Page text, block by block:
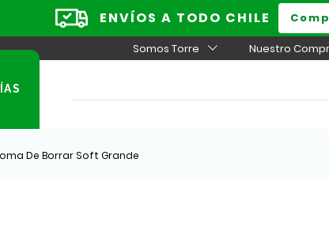
ENVÍOS A TODO CHILE
Somos Torre Nuestro
De Borrar Soft Grande